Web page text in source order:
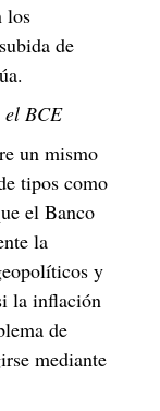
los
de
el BCE
un mismo
tipos como
el Banco
la
y
la inflación
de
mediante